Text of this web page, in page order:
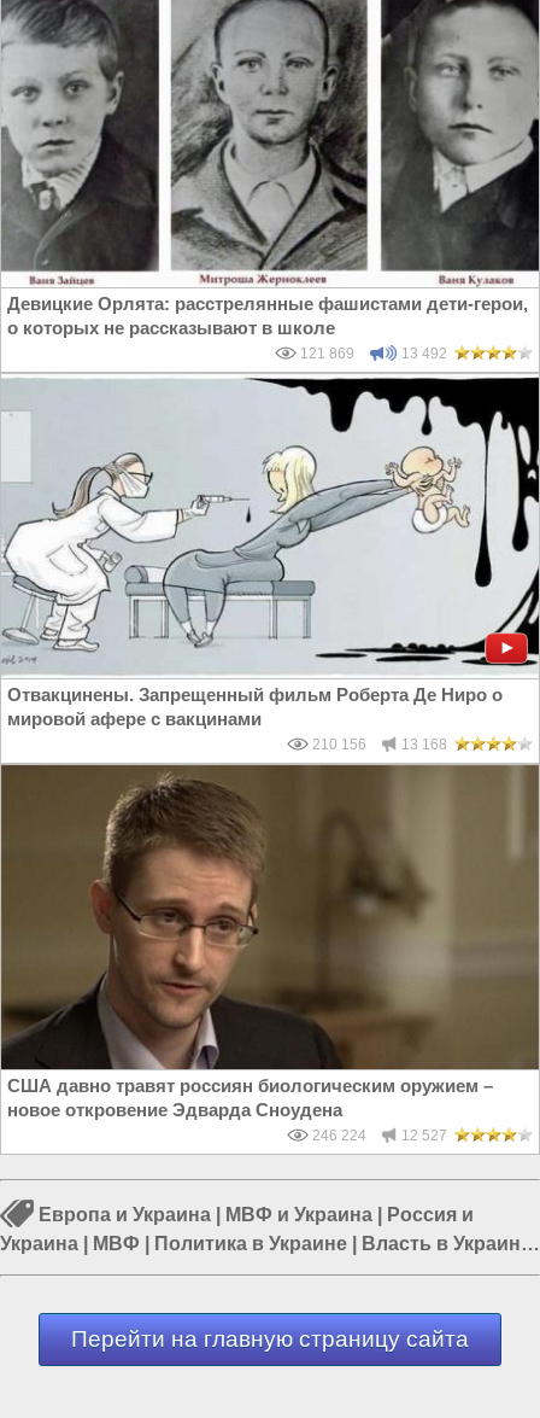
Девицкие Орлята: расстрелянные фашистами дети-герои,
о которых не рассказывают в школе
121 869 13 492
Отвакцинены. Запрещенный фильм Роберта Де Ниро о
мировой афере с вакцинами
210 156 13 168
США давно травят россиян биологическим оружием –
новое откровение Эдварда Сноудена
246 224 12 527
Европа и Украина МВФ и Украина
Россия и
Украина
МВФ Политика в Украине
Власть в Украине
|Россия и Евразия
Перейти на главную страницу сайта